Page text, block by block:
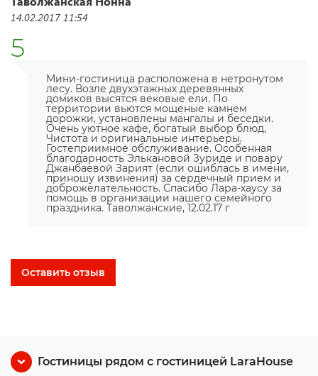
14.02.2017 11:54
5
Мини-гостиница расположена в нетронутом
лесу. Возле двухэтажных деревянных
домиков высятся вековые ели. По
территории вьются мощеные камнем
дорожки, установлены мангалы и беседки.
Очень уютное кафе, богатый выбор блюд,
Чистота и оригинальные интерьеры.
Гостеприимное обслуживание. Особенная
благодарность Элькановой Зуриде и повару
Джанбаевой Зарият (если ошиблась в имени,
приношу извинения) за сердечный прием и
доброжелательность. Спасибо Лара-хаусу за
помощь в организации нашего семейного
праздника. Таволжанские, 12.02.17 г
Оставить отзыв
Гостиницы рядом с гостиницей LaraHouse